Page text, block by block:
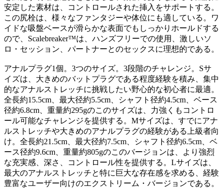
安定した素材は、コントロールされた挿入をサポートする。
この尻栓は、様々なファンタジーや体位にも適している。ワ
イドな吸盤ベースが滑らかな表面でもしっかりホールドする
ので、Scalebreaker™は、ハンズフリーでの使用、激しいソ
ロ・セッション、パートナーとのセックスに理想的である。
アナルプラグ1個。3つのサイズ。3段階のチャレンジ。Sサ
イズは、大きめのバットプラグである程度経験を積み、集中
的なアナルストレッチに挑戦したい野心的な初心者に最適。
全長約15.5cm、最大径約5.5cm、シャフト径約4.5cm、ベース
径約6.8cm、重量約295gのこのサイズは、力強くもコントロ
ール可能なチャレンジを提供する。Mサイズは、すでにアナ
ルストレッチや大きめのアナルプラグの経験がある上級者向
け。全長約21.5cm、最大径約7.5cm、シャフト径約6.5cm、ベ
ース径約9.6cm、重量約805gのこのバージョンは、より強烈
な充実感、深さ、コントロール性を提供する。Lサイズは、
最大のアナルストレッチと特に巨大な存在感を求める、経験
豊富なユーザー向けのエクストリーム・バージョンである。